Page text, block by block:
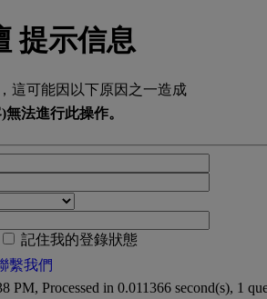
提示信息
這可能因以下原因之一造成
法進行此操作。
記住我的登錄狀態
繫我們
PM, Processed in 0.011366 second(s), 1